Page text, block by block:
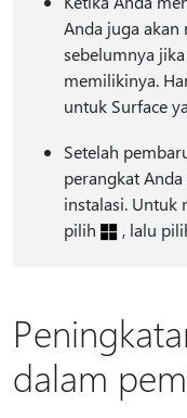
Anda juga akan
sebelumnya
memilikinya.
untuk Surface
Setelah
perangkat
instalasi. Untuk
pilih
, lalu
dalam